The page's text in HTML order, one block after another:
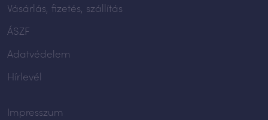
Vásárlás, fizetés, szállítás
ÁSZF
Adatvédelem
Hírlevél
Impresszum